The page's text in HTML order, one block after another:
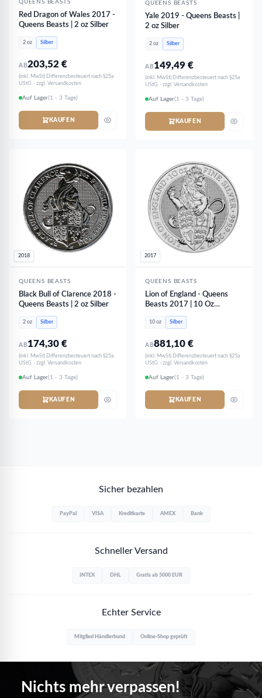
QUEENS BEASTS
Red Dragon of Wales 2017 -
Queens Beasts | 2 oz Silber
2 oz Silber
AB203,52€
(inkl. MwSt) Differenzbesteuert nach §25a
UStG. · zzgl. Versandkosten
Auf Lager(1 - 3 Tage)
KAUFEN
QUEENS BEASTS
Yale 2019 - Queens Beasts |
2 oz Silber
2 oz Silber
AB 149,49€
(inkl. MwSt) Differenzbesteuert nach §25a
UStG. · zzgl. Versandkosten
Auf Lager(1 - 3 Tage)
KAUFEN
2018
QUEENS BEASTS
Black Bull of Clarence 2018 -
Queens Beasts | 2 oz Silber
2 oz Silber
AB 174,30€
(inkl. MwSt) Differenzbesteuert nach §25a
UStG. · zzgl. Versandkosten
Auf Lager(1 - 3 Tage)
KAUFEN
2017
QUEENS BEASTS
Lion of England - Queens
Beasts 2017 | 10 Oz
Silbermünze
10 oz Silber
AB881,10€
(inkl. MwSt) Differenzbesteuert nach §25a
UStG. · zzgl. Versandkosten
Auf Lager(1 - 3 Tage)
KAUFEN
Sicher bezahlen
PayPal VISA Kreditkarte AMEX Bank
Schneller Versand
INTEX DHL Gratis ab 5000 EUR
Echter Service
Mitglied Händlerbund Online-Shop geprüft
Nichts mehr verpassen!